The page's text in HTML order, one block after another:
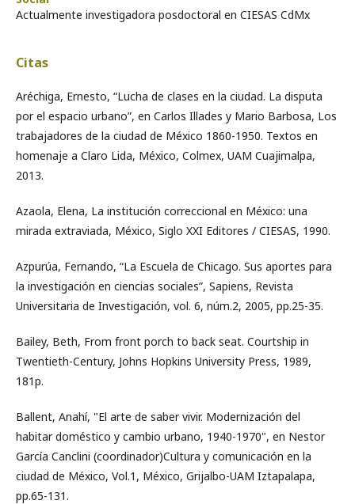
Actualmente investigadora posdoctoral en CIESAS CdMx
Citas
Aréchiga, Ernesto, “Lucha de clases en la ciudad. La disputa
por el espacio urbano”, en Carlos Illades y Mario Barbosa, Los
trabajadores de la ciudad de México 1860-1950. Textos en
homenaje a Claro Lida, México, Colmex, UAM Cuajimalpa,
2013.
Azaola, Elena, La institución correccional en México: una
mirada extraviada, México, Siglo XXI Editores / CIESAS, 1990.
Azpurúa, Fernando, “La Escuela de Chicago. Sus aportes para
la investigación en ciencias sociales”, Sapiens, Revista
Universitaria de Investigación, vol. 6, núm.2, 2005, pp.25-35.
Bailey, Beth, From front porch to back seat. Courtship in
Twentieth-Century, Johns Hopkins University Press, 1989,
181p.
Ballent, Anahí, "El arte de saber vivir. Modernización del
habitar doméstico y cambio urbano, 1940-1970", en Nestor
García Canclini (coordinador)Cultura y comunicación en la
ciudad de México, Vol.1, México, Grijalbo-UAM Iztapalapa,
pp.65-131.